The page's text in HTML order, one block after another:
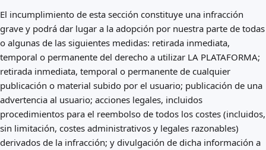
El incumplimiento de esta sección constituye una infracción
grave y podrá dar lugar a la adopción por nuestra parte de todas
o algunas de las siguientes medidas: retirada inmediata,
temporal o permanente del derecho a utilizar LA PLATAFORMA;
retirada inmediata, temporal o permanente de cualquier
publicación o material subido por el usuario; publicación de una
advertencia al usuario; acciones legales, incluidos
procedimientos para el reembolso de todos los costes (incluidos,
sin limitación, costes administrativos y legales razonables)
derivados de la infracción; y divulgación de dicha información a